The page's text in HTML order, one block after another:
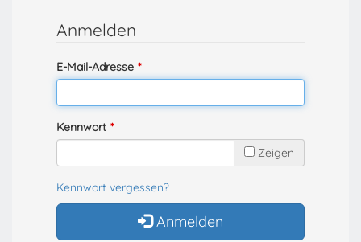
Anmelden
E-Mail-Adresse
Kennwort
Zeigen
Kennwort vergessen?
Anmelden